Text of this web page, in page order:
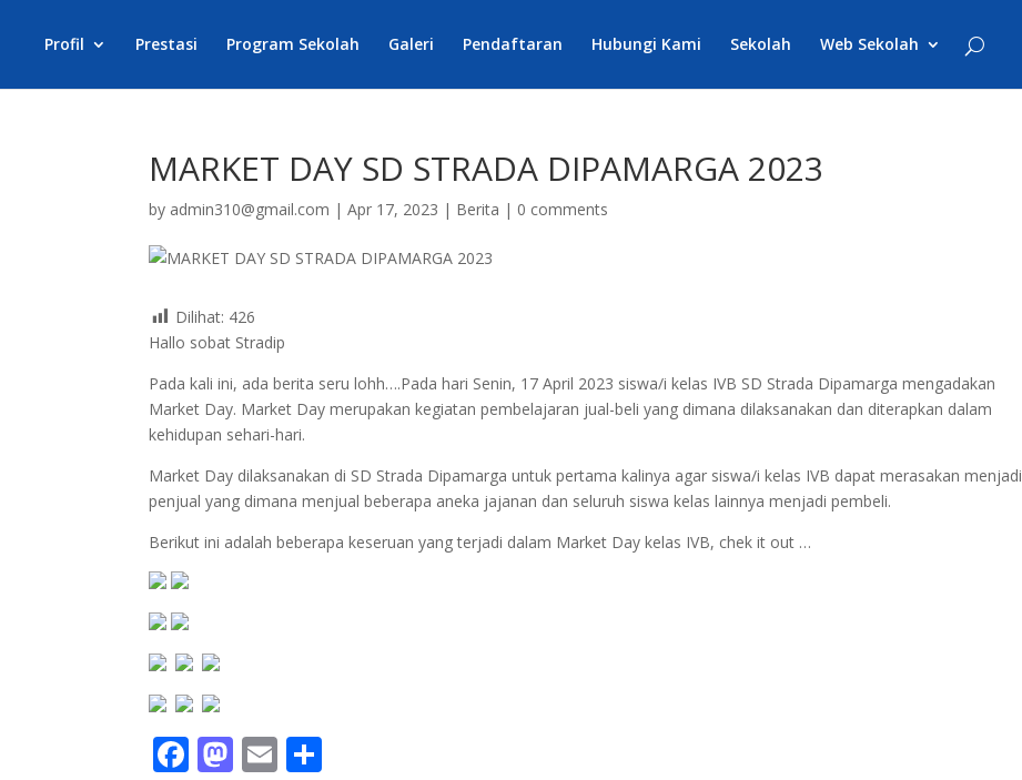
Profil Prestasi Program Sekolah Galeri Pendaftaran Hubungi Kami Sekolah Web Sekolah
MARKET DAY SD STRADA DIPAMARGA 2023
by admin310@gmail.com |Apr 17, 2023 | Berita | 0 comments
Dilihat: 426
Hallo sobat Stradip
Pada kali ini, ada berita seru lohh….Pada hari Senin, 17 April 2023 siswa/i kelas IVB SD Strada Dipamarga mengadakan
Market Day. Market Day merupakan kegiatan pembelajaran jual-beli yang dimana dilaksanakan dan diterapkan dalam
kehidupan sehari-hari.
Market Day dilaksanakan di SD Strada Dipamarga untuk pertama kalinya agar siswa/i kelas IVB dapat merasakan menjadi
penjual yang dimana menjual beberapa aneka jajanan dan seluruh siswa kelas lainnya menjadi pembeli.
Berikut ini adalah beberapa keseruan yang terjadi dalam Market Day kelas IVB, chek it out …
F M E